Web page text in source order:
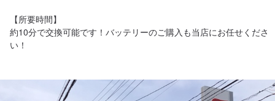
【所要時間】
約10分で交換可能です！バッテリーのご購入も当店にお任せくださ
い！